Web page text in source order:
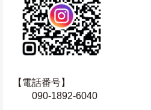
【電話番号】
090-1892-6040